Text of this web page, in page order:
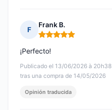
F
Frank B.
Nota: 5 de 5
Publicado el 13/06/2026 à 20h38
tras una compra de 14/05/2026
¡Perfecto!
Opinión traducida